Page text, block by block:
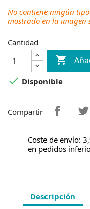
No contiene ningún
mostrado en la imagen
Cantidad

 Disponible
Compartir
Coste de envío:
en pedidos
Descripción